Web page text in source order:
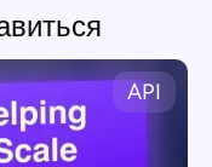
API